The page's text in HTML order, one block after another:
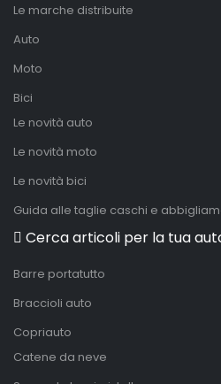
Le marche distribuite
Auto
Moto
Bici
Le novità auto
Le novità moto
Le novità bici
Guida alle taglie caschi e
Cerca articoli per la tua
Barre portatutto
Braccioli auto
Copriauto
Catene da neve